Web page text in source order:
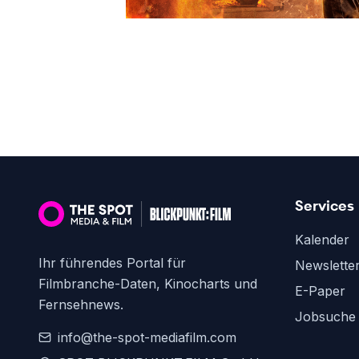
Ihr führendes Portal für
Filmbranche-Daten, Kinocharts und
Fernsehnews.
info@the-spot-mediafilm.com
Services
Kalender
E-Paper
Jobsuche